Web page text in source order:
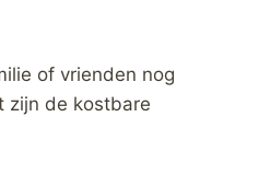
of vrienden nog
zijn de kostbare